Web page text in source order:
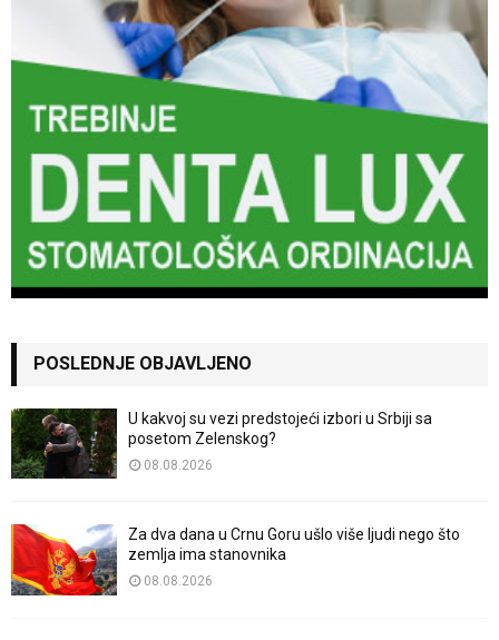
POSLEDNJE OBJAVLJENO
U kakvoj su vezi predstojeći izbori u Srbiji sa
posetom Zelenskog?
08.08.2026
Za dva dana u Crnu Goru ušlo više ljudi nego što
zemlja ima stanovnika
08.08.2026